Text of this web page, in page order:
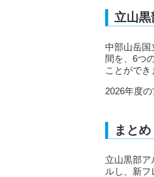
立山
中部山岳国
間を、6つ
ことができ
2026年度
まとめ
立山黒部ア
ルし、新